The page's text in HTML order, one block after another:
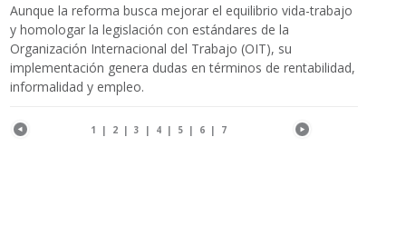
Aunque la reforma busca mejorar el equilibrio vida-trabajo
y homologar la legislación con estándares de la
Organización Internacional del Trabajo (OIT), su
implementación genera dudas en términos de rentabilidad,
informalidad y empleo.
1 | 2 |3 | 4 | 5 | 6 | 7